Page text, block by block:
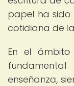
papel ha sido
cotidiana de
En el
enseñanza,